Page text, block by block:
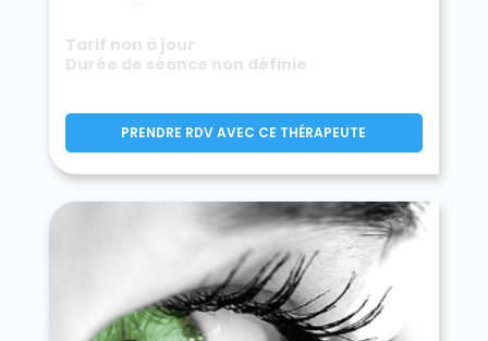
Tarif non à jour
Durée de séance non définie
PRENDRE RDV AVEC CE THÉRAPEUTE